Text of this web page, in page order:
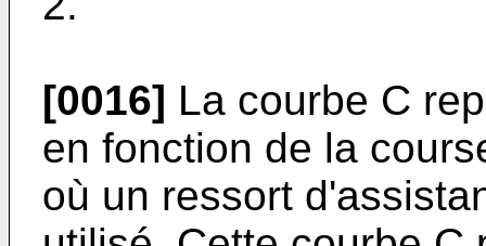
[0016] La courbe C
en fonction de la
où un ressort